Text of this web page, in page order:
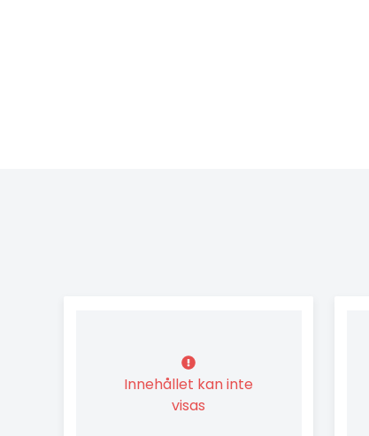
Innehållet kan inte
visas